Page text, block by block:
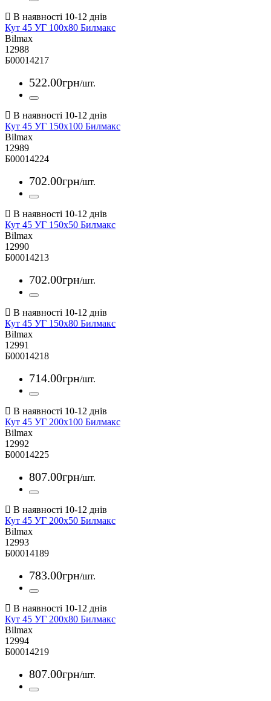
Кут 45 УГ 100х80 Билмакс
Bilmax
12988
Б00014217
522.00грн/шт.
Кут 45 УГ 150х100 Билмакс
Bilmax
12989
Б00014224
702.00грн/шт.
Кут 45 УГ 150х50 Билмакс
Bilmax
12990
Б00014213
702.00грн/шт.
Кут 45 УГ 150х80 Билмакс
Bilmax
12991
Б00014218
714.00грн/шт.
Кут 45 УГ 200х100 Билмакс
Bilmax
12992
Б00014225
807.00грн/шт.
Кут 45 УГ 200х50 Билмакс
Bilmax
12993
Б00014189
783.00грн/шт.
Кут 45 УГ 200х80 Билмакс
Bilmax
12994
Б00014219
807.00грн/шт.